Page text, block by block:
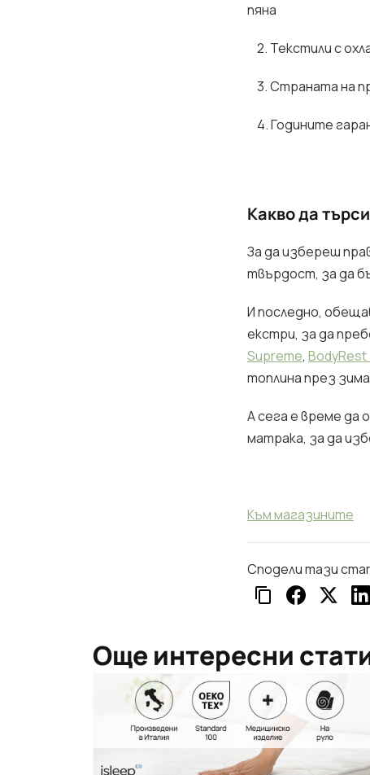
пяна
2. Текстили с
3. Страната на
4. Годините
Какво да
За да избереш
твърдост, за да
И последно,
екстри, за да
Supreme, BodyRest
топлина през
А сега е време да
матрака, за да
Към магазините
Сподели тази
Още интересни